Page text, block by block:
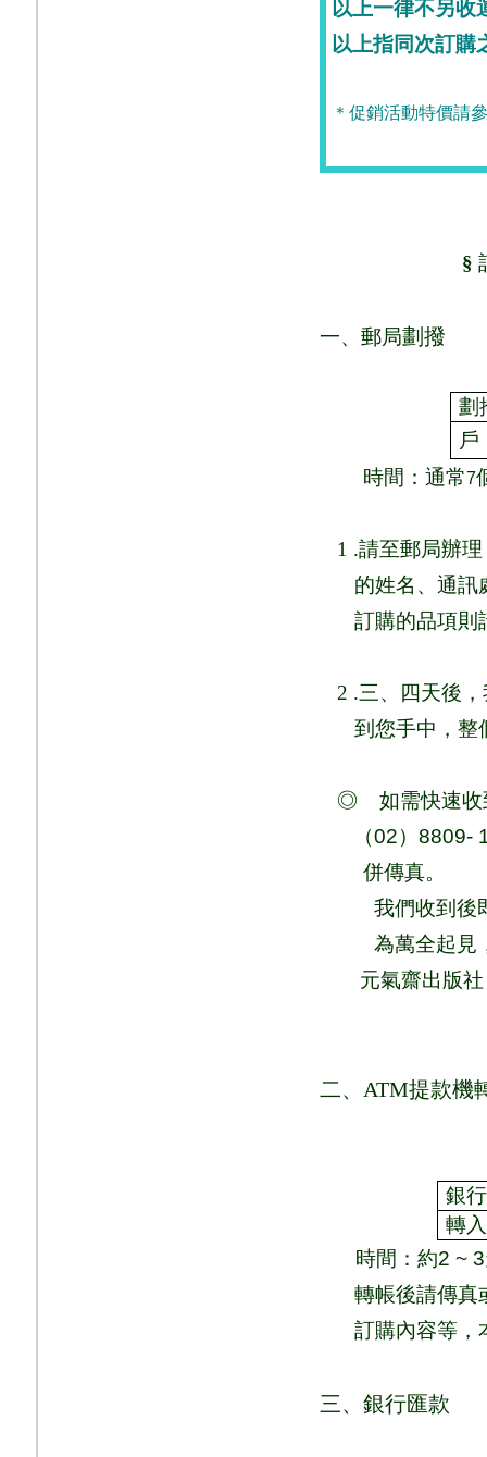
以上一律不另收
以上指同次訂購
＊促銷活動特價請
§
一、郵局劃撥
劃
戶
時間：通常7
1 .請至郵局辦
的姓名、通訊
訂購的品項則
2 .三、四天後
到您手中，整
◎
如需快速
（02） 8809-
併傳真。
我們收到後
為萬全起見
元氣齋出版社
二、 ATM提款機
銀
轉
時間： 約2 ~ 3
轉帳後請傳真
訂購內容等，
三、銀行匯款